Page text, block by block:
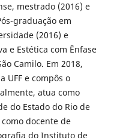
mestrado (2016) e
graduação em
(2016) e
e Estética com Ênfase
Camilo. Em 2018,
UFF e compôs o
atua como
do Estado do Rio de
como docente de
do Instituto de